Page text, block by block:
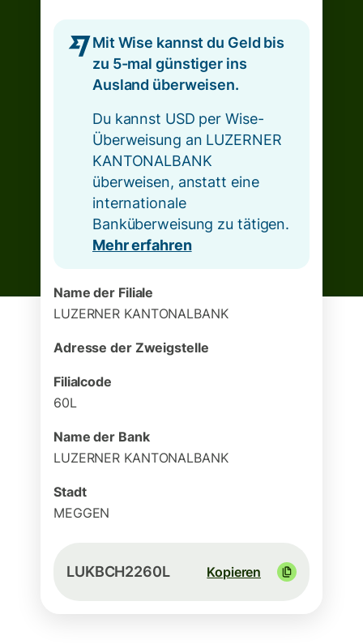
Mit Wise kannst du Geld bis
zu 5-mal günstiger ins
Ausland überweisen.
Du kannst USD per Wise-
Überweisung an LUZERNER
KANTONALBANK
überweisen, anstatt eine
internationale
Banküberweisung zu tätigen.
Mehr erfahren
Name der Filiale
LUZERNER KANTONALBANK
Adresse der Zweigstelle
Filialcode
60L
Name der Bank
LUZERNER KANTONALBANK
Stadt
MEGGEN
LUKBCH2260L Kopieren